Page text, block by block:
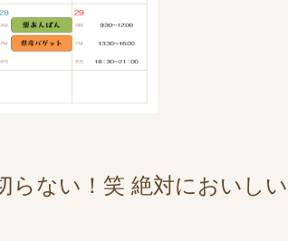
ない！笑 絶対においしい